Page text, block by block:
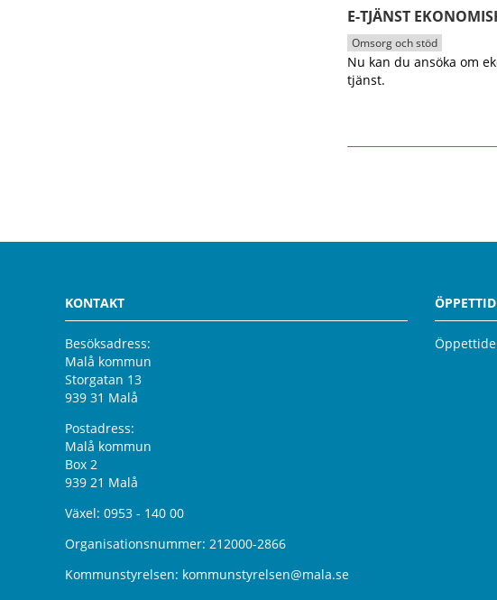
E-TJÄNST
Omsorg och stöd
Nu kan du ansöka om
tjänst.
KONTAKT
Besöksadress:
Malå kommun
Storgatan 13
939 31 Malå
Postadress:
Malå kommun
Box 2
939 21 Malå
Växel: 0953 - 140 00
Organisationsnummer: 212000-2866
Kommunstyrelsen: kommunstyrelsen@mala.se